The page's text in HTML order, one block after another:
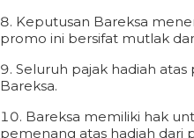
Keputusan Bareksa
promo ini bersifat mutlak
Seluruh pajak hadiah
Bareksa.
Bareksa memiliki hak
pemenang atas hadiah dari